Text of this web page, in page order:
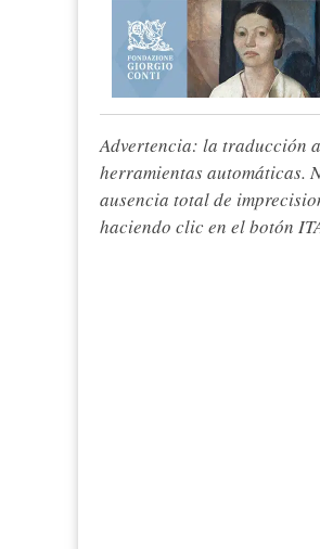
Advertencia: la traducción
herramientas automáticas.
ausencia total de
haciendo clic en el botón